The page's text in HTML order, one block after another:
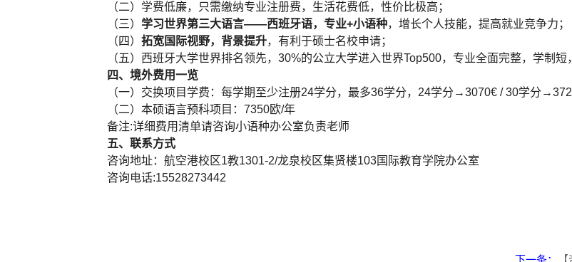
（二）学费低廉，只需缴纳专业注册费，生活花费低，性价比极高；
（三） 学习世界第三大语言——西班牙语，专业+小语种，增长个人技能，提高就业竞争力；
（四） 拓宽国际视野，背景提升，有利于硕士名校申请；
（五）西班牙大学世界排名领先，30%的公立大学进入世界Top500，专业全面完整，学制
四、境外费用一览
（一）交换项目学费：每学期至少注册24学分，最多36学分，24学分→3070€ / 30学分
（二）本硕语言预科项目：7350欧/年
备注:详细费用清单请咨询小语种办公室负责老师
五、联系方式
咨询地址：航空港校区1教1301-2/龙泉校区集贤楼103国际教育学院办公室
咨询电话:15528273442
下一条：